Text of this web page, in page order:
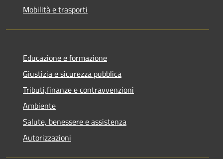
Mobilità e trasporti
Educazione e formazione
Giustizia e sicurezza pubblica
Tributi,finanze e contravvenzioni
Ambiente
Salute, benessere e assistenza
Autorizzazioni